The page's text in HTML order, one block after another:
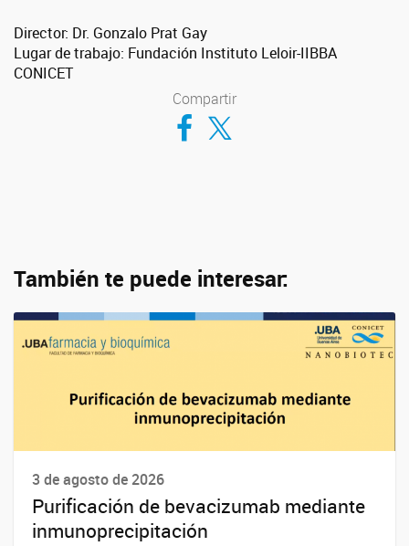
Director: Dr. Gonzalo Prat Gay
Lugar de trabajo: Fundación Instituto Leloir-IIBBA
CONICET
Compartir
Compartir en Facebook
Compartir en Twitter
También te puede interesar:
3 de agosto de 2026
Purificación de bevacizumab mediante
inmunoprecipitación